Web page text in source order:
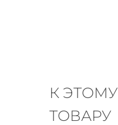
К ЭТОМУ
ТОВАРУ